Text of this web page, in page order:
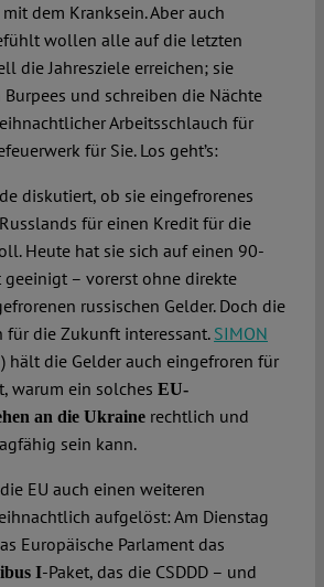
dem Kranksein. Aber auch
wollen alle auf die letzten
die Jahresziele erreichen; sie
und schreiben die Nächte
Arbeitsschlauch für
für Sie. Los geht’s:
diskutiert, ob sie eingefrorenes
für einen Kredit für die
Heute hat sie sich auf einen 90-
– vorerst ohne direkte
russischen Gelder. Doch die
für die Zukunft interessant. SIMON
hält die Gelder auch eingefroren für
warum ein solches EU-
an die Ukrainerechtlich und
sein kann.
EU auch einen weiteren
aufgelöst: Am Dienstag
Europäische Parlament das
I-Paket, das die CSDDD – und